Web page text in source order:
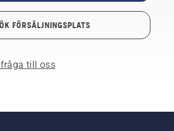
FÖRSÄLJNINGSPLATS
till oss